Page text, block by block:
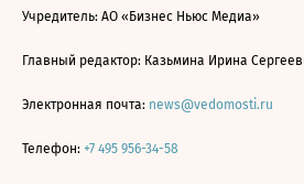
Учредитель: АО «Бизнес Ньюс Медиа»
Главный редактор: Казьмина Ирина
Электронная почта: news@vedomosti.ru
Телефон: +7 495 956-34-58